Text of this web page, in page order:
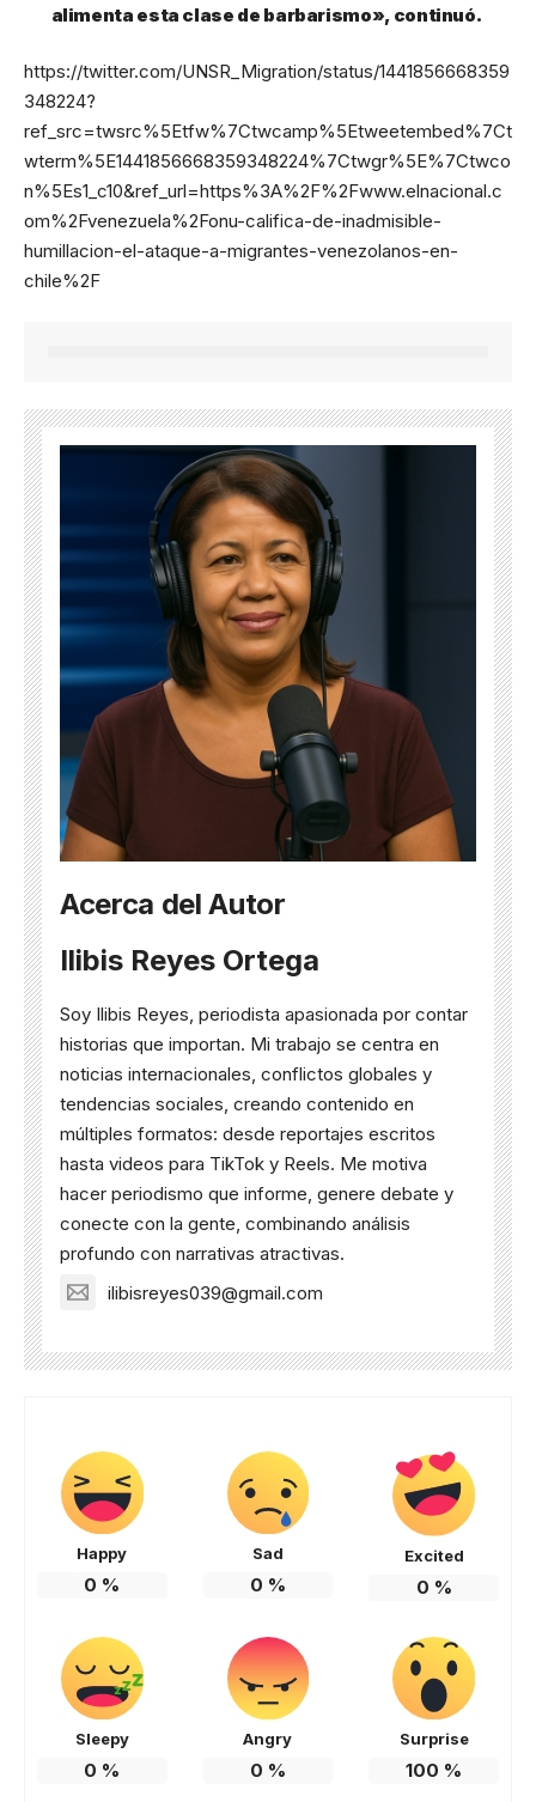
alimenta esta clase de barbarismo», continuó.
https://twitter.com/UNSR_Migration/status/1441856668359
348224?
ref_src=twsrc%5Etfw%7Ctwcamp%5Etweetembed%7Ct
wterm%5E1441856668359348224%7Ctwgr%5E%7Ctwco
n%5Es1_c10&ref_url=https%3A%2F%2Fwww.elnacional.c
om%2Fvenezuela%2Fonu-califica-de-inadmisible-
humillacion-el-ataque-a-migrantes-venezolanos-en-
chile%2F
Acerca del Autor
Ilibis Reyes Ortega
Soy Ilibis Reyes, periodista apasionada por contar
historias que importan. Mi trabajo se centra en
noticias internacionales, conflictos globales y
tendencias sociales, creando contenido en
múltiples formatos: desde reportajes escritos
hasta videos para TikTok y Reels. Me motiva
hacer periodismo que informe, genere debate y
conecte con la gente, combinando análisis
profundo con narrativas atractivas.
ilibisreyes039@gmail.com
Happy
0 %
Sad
0 %
Excited
0 %
Sleepy
0 %
Angry
0 %
Surprise
100 %